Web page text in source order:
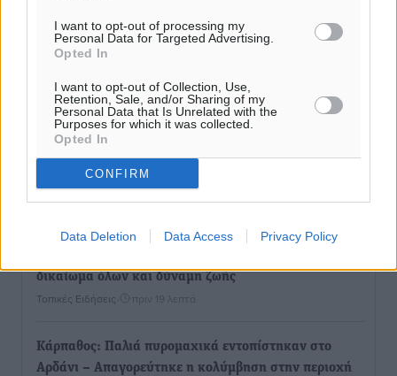
I want to opt-out of processing my
Personal Data for Targeted Advertising.
Opted In
I want to opt-out of Collection, Use,
Retention, Sale, and/or Sharing of my
Personal Data that Is Unrelated with the
Purposes for which it was collected.
Opted In
CONFIRM
Data Deletion Data Access Privacy Policy
Ροή ειδήσεων
Γιώργος Χατζημάρκος: Στηρίζουμε τις εκδηλώσεις
δικαίωμα όλων και δύναμη ζωής
Τοπικές Ειδήσεις πριν 19 λεπτά
Κάρπαθος: Παλιά πυρομαχικά εντοπίστηκαν στο
Αρδάνι – Απαγορεύτηκε η κολύμβηση στην περιοχή